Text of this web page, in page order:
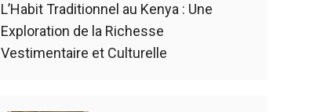
L’Habit Traditionnel au Kenya : Une
Exploration de la Richesse
Vestimentaire et Culturelle